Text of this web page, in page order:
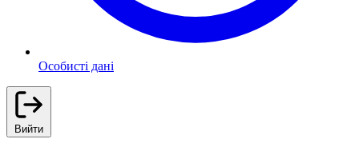
Особисті дані
Вийти